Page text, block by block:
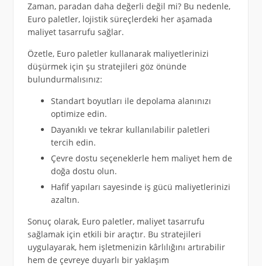
Zaman, paradan daha değerli değil mi? Bu nedenle,
Euro paletler, lojistik süreçlerdeki her aşamada
maliyet tasarrufu sağlar.
Özetle, Euro paletler kullanarak maliyetlerinizi
düşürmek için şu stratejileri göz önünde
bulundurmalısınız:
Standart boyutları ile depolama alanınızı
optimize edin.
Dayanıklı ve tekrar kullanılabilir paletleri
tercih edin.
Çevre dostu seçeneklerle hem maliyet hem de
doğa dostu olun.
Hafif yapıları sayesinde iş gücü maliyetlerinizi
azaltın.
Sonuç olarak, Euro paletler, maliyet tasarrufu
sağlamak için etkili bir araçtır. Bu stratejileri
uygulayarak, hem işletmenizin kârlılığını artırabilir
hem de çevreye duyarlı bir yaklaşım